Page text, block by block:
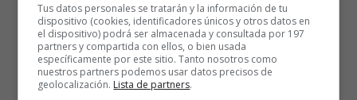
Tus datos personales se tratarán y la información de tu
dispositivo (cookies, identificadores únicos y otros datos en
el dispositivo) podrá ser almacenada y consultada por 197
partners y compartida con ellos, o bien usada
específicamente por este sitio. Tanto nosotros como
nuestros partners podemos usar datos precisos de
geolocalización. Lista de partners.